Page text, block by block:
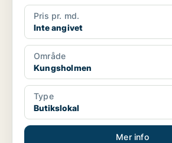
Pris pr. md.
Inte angivet
Område
Kungsholmen
Type
Butikslokal
Mer info